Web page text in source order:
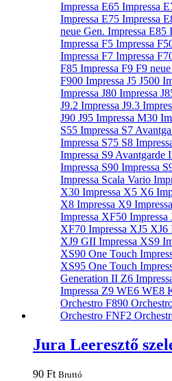
Jura Leeresztő
90 Ft Bruttó